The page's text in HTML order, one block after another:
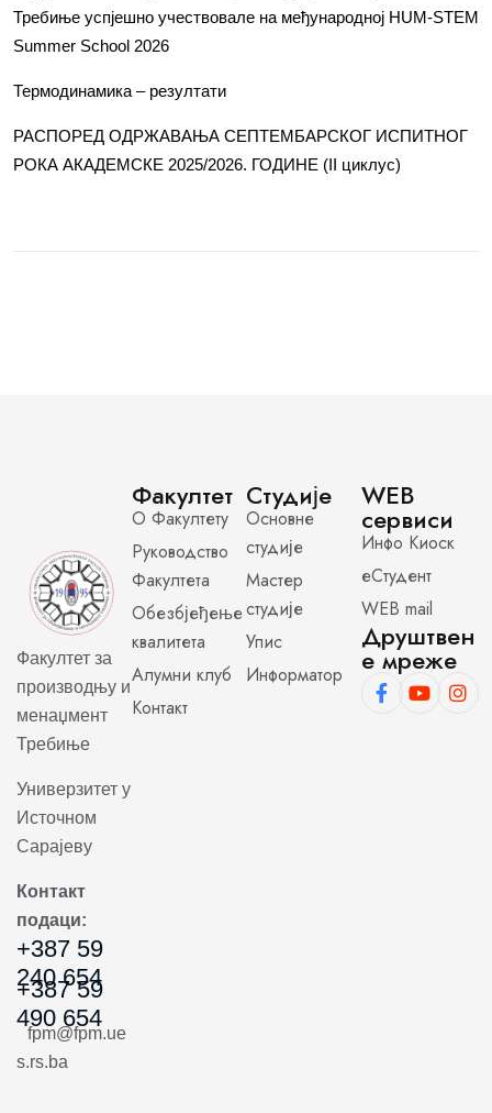
Требиње успјешно учествовале на међународној HUM-STEM
Summer School 2026
Термодинамика – резултати
РАСПОРЕД ОДРЖАВАЊА СЕПТЕМБАРСКОГ ИСПИТНОГ
РОКА АКАДЕМСКЕ 2025/2026. ГОДИНЕ (II циклус)
Факултет за
производњу и
менаџмент
Требиње
Универзитет у
Источном
Сарајеву
Контакт
подаци:
+387 59
240 654
+387 59
490 654
fpm@fpm.ue
s.rs.ba
Факултет
О Факултету
Руководство
Факултета
Обезбјеђење
квалитета
Алумни клуб
Контакт
Студије
Основне
студије
Мастер
студије
Упис
Информатор
WEB
сервиси
Инфо Киоск
еСтудент
WEB mail
Друштвен
е мреже